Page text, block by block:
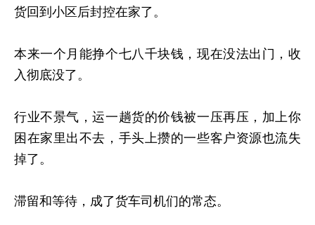
货回到小区后封控在家了。
本来一个月能挣个七八千块钱，现在没法出门，收
入彻底没了。
行业不景气，运一趟货的价钱被一压再压，加上你
困在家里出不去，手头上攒的一些客户资源也流失
掉了。
滞留和等待，成了货车司机们的常态。